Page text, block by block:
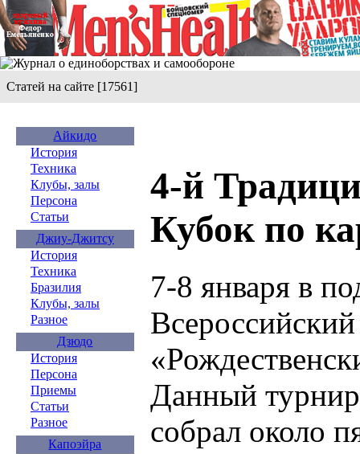
Статей на сайте [17561]
Айкидо
История
Техника
Клубы, залы
Персона
Статьи
Джиу-Джитсу
История
Техника
Бразилия
Клубы, залы
Разное
Дзюдо
История
Персона
Приемы
Статьи
Разное
Капоэйра
4-й
Кубок по
7-8 января в
Данный
собрал около